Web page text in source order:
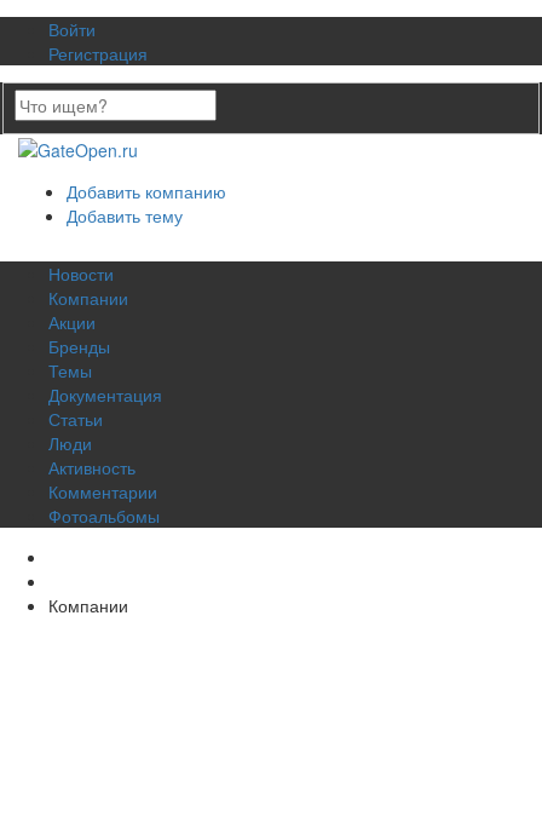
Войти
Регистрация
Добавить компанию
Добавить тему
Новости
Компании
Акции
Бренды
Темы
Документация
Статьи
Люди
Активность
Комментарии
Фотоальбомы
Компании